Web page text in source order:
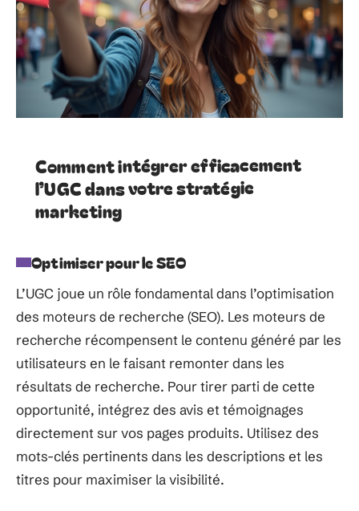
Comment intégrer efficacement
l’UGC dans votre stratégie
marketing
Optimiser pour le SEO
L’UGC joue un rôle fondamental dans l’optimisation
des moteurs de recherche (SEO). Les moteurs de
recherche récompensent le contenu généré par les
utilisateurs en le faisant remonter dans les
résultats de recherche. Pour tirer parti de cette
opportunité, intégrez des avis et témoignages
directement sur vos pages produits. Utilisez des
mots-clés pertinents dans les descriptions et les
titres pour maximiser la visibilité.